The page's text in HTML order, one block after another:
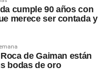
cumple 90 años con
merece ser contada y
de Gaiman están
bodas de oro